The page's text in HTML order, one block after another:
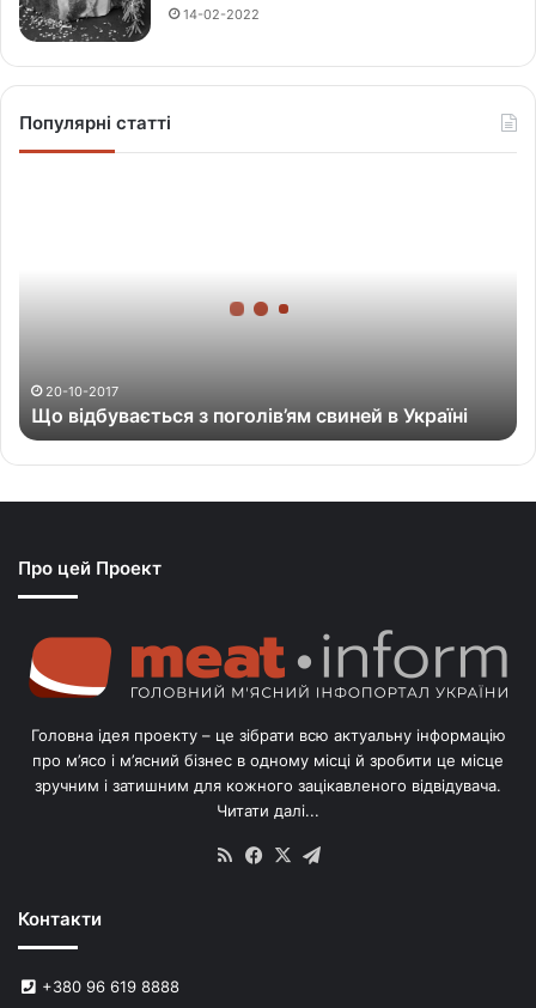
14-02-2022
Популярні статті
т
ь
п
о
е
й
У
20-10-2017
Що відбувається з поголів’ям свиней в Україні
Про цей Проект
Головна ідея проекту – це зібрати всю актуальну інформацію
про м’ясо і м’ясний бізнес в одному місці й зробити це місце
зручним і затишним для кожного зацікавленого відвідувача.
Читати далі...
RSS Facebook
X
Контакти
+380 96 619 8888